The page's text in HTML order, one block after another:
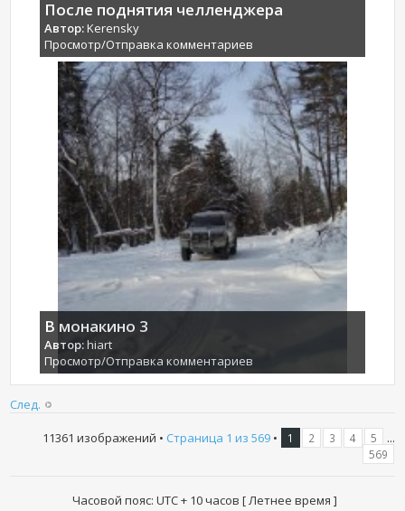
После поднятия челленджера
Автор:Kerensky
Просмотр/Отправка комментариев
В монакино 3
Автор:hiart
Просмотр/Отправка комментариев
След.
11361 изображений • Страница 1 из 569• 1 2 3 4 5 ...
569
Часовой пояс: UTC + 10 часов [ Летнее время ]